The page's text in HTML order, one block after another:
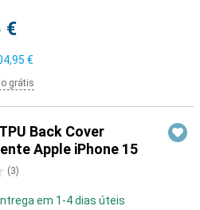
€
€
grátis
Back Cover
Apple iPhone 15
(3)
em 1-4 dias úteis